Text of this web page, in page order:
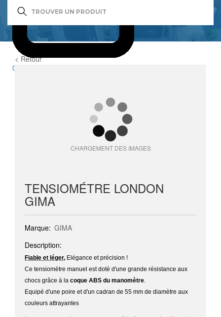
0
< Retour
CHARGEMENT DES IMAGES
TENSIOMÉTRE LONDON
GIMA
Marque: GIMA
Description:
Fiable et léger, Elégance et précision !
Ce tensiomètre manuel est doté d'une grande résistance aux
chocs grâce à la coque ABS du manomètre.
Equipé d'une poire et d'un cadran de 55 mm de diamètre aux
couleurs attrayantes